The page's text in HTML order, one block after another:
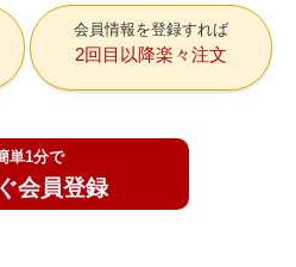
会員情報を登録すれば
2回目以降楽々注文
単1分で
会員登録